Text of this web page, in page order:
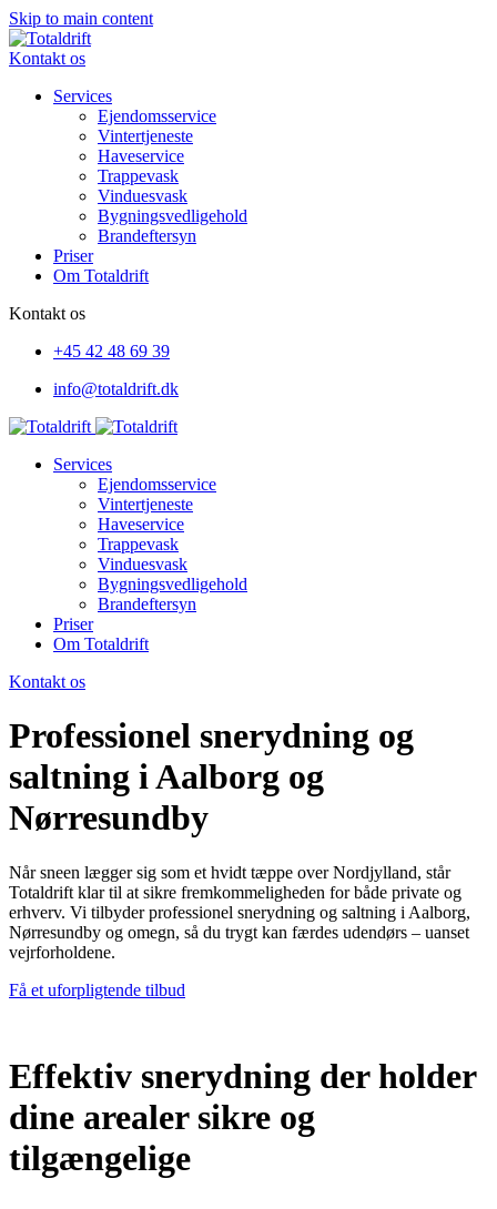
Skip to main content
Kontakt os
Services
Ejendomsservice
Vintertjeneste
Haveservice
Trappevask
Vinduesvask
Bygningsvedligehold
Brandeftersyn
Priser
Om Totaldrift
Kontakt os
+45 42 48 69 39
info@totaldrift.dk
Services
Ejendomsservice
Vintertjeneste
Haveservice
Trappevask
Vinduesvask
Bygningsvedligehold
Brandeftersyn
Priser
Om Totaldrift
Kontakt os
Professionel snerydning og
saltning i Aalborg og
Nørresundby
Når sneen lægger sig som et hvidt tæppe over Nordjylland, står
Totaldrift klar til at sikre fremkommeligheden for både private og
erhverv. Vi tilbyder professionel snerydning og saltning i Aalborg,
Nørresundby og omegn, så du trygt kan færdes udendørs – uanset
vejrforholdene.
Få et uforpligtende tilbud
Effektiv snerydning der holder
dine arealer sikre og
tilgængelige